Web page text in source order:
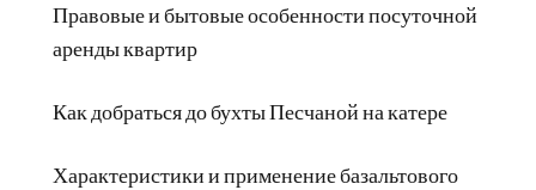
Правовые и бытовые особенности посуточной
аренды квартир
Как добраться до бухты Песчаной на катере
Характеристики и применение базальтового